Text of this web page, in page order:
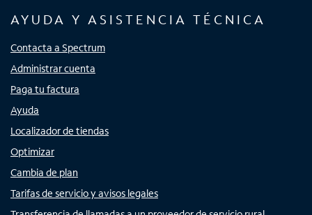
AYUDA Y ASISTENCIA TÉCNICA
Contacta a Spectrum
Administrar cuenta
Paga tu factura
Ayuda
Localizador de tiendas
Optimizar
Cambia de plan
Tarifas de servicio y avisos legales